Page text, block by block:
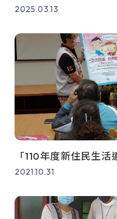
2025.03.13
「110年度新住民生活
2021.10.31